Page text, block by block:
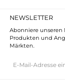
NEWSLETTER
Abonniere unseren
Produkten und
Märkten.
Mail-